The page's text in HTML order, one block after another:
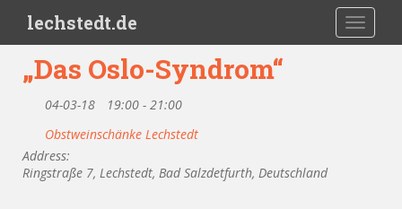
lechstedt.de
„Das Oslo-Syndrom“
04-03-18
19:00 - 21:00
Obstweinschänke Lechstedt
Address:
Ringstraße 7, Lechstedt, Bad Salzdetfurth, Deutschland